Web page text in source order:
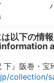
は以下の情
下』阪巻・
collection/